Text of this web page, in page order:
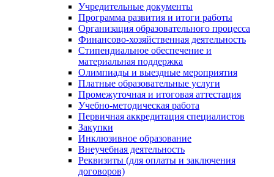
Учредительные документы
Программа развития и итоги работы
Организация образовательного процесса
Финансово-хозяйственная деятельность
Стипендиальное обеспечение и
материальная поддержка
Олимпиады и выездные мероприятия
Платные образовательные услуги
Промежуточная и итоговая аттестация
Учебно-методическая работа
Первичная аккредитация специалистов
Закупки
Инклюзивное образование
Внеучебная деятельность
Реквизиты (для оплаты и заключения
договоров)